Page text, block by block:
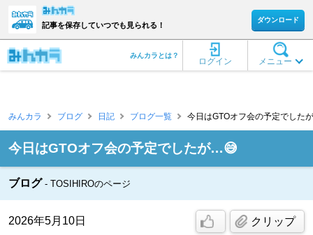
記事を保存していつでも見られる！
ダウンロード
メニュー
ログイン
みんカラとは？
みんカラ ブログ 日記 ブログ一覧 今日はGTOオフ会の予定でした
今日はGTOオフ会の予定でしたが…😅
ブログ TOSIHIROのページ
2026年5月10日 クリップ